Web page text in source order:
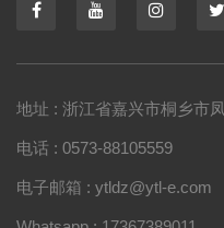
地址 : 浙江省嘉兴市桐乡市
电话 : 0573-88105559
电子邮箱 : ytldz@ytl-e.com